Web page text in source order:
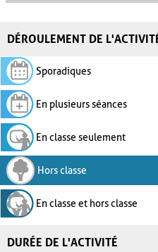
DÉROULEMENT DE
Sporadiques
En plusieurs séances
En classe seulement
Hors classe
En classe et hors classe
DURÉE DE L'ACTIVITÉ